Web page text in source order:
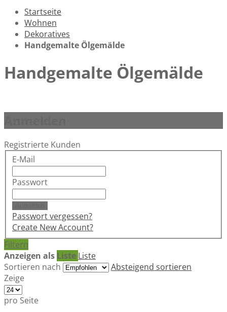
Startseite
Wohnen
Dekoratives
Handgemalte Ölgemälde
Handgemalte Ölgemälde
Registrierte Kunden
E-Mail
Passwort
Passwort vergessen?
Create New Account?
Filtern
Anzeigen als Liste Liste
Sortieren nach
Absteigend sortieren
Zeige
pro Seite